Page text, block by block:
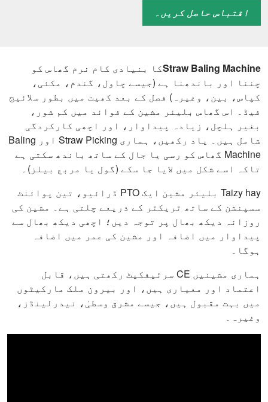
اقتباس حاصل کریں۔
Straw Baling Machineکا بنیادی کام نرم گھاس کو
چننا اور باندھنا ہے (جیسے چاول، گندم، مکئی،
کپاس، بین، وغیرہ) فصل کے بعد کھیت میں بطور سلائیج
فیڈ۔ اس گھاس بلیئر مشین کے فوائد میں کم شور،
بغیر ہلچل، زیادہ پیداوار، اور اچھی کارکردگی
شامل ہیں۔ یاد رکھیں، ہماری Straw Picking اور Baling
Machine گھاس کو رسی یا جال کے ساتھ باندھ سکتی ہے
تاکہ اسے شکل میں لایا جا سکے (گول یا مربع بيلز)۔
Taizy hay بلیئر مشین ایک PTO ڈرائیو، تین پوائنٹ
سسپنشن کے ساتھ ٹریکٹر کے ذریعے چلتی ہے۔ مشین کی
روزانہ دیکھ بھال پر توجہ دیں؛ اچھی دیکھ بھال سے
پیداوار میں اضافہ اور مشین کی عمر میں اضافہ
ہوگا۔
ہماری مشینیں CE سرٹیفکیٹ رکھتی ہیں، قابل
اعتماد اور معیاری ہیں، اور بیرون ملک مارکیٹوں
میں بہت مقبول ہیں، جیسے مشرق وسطیٰ، نیدرلینڈز،
وغیرہ۔